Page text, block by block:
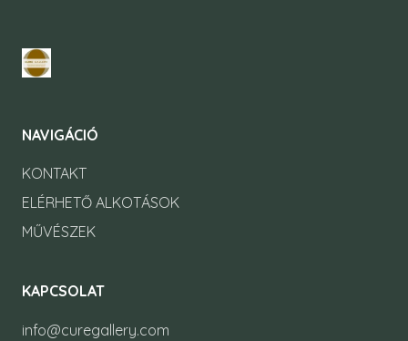
NAVIGÁCIÓ
KONTAKT
ELÉRHETŐ ALKOTÁSOK
MŰVÉSZEK
KAPCSOLAT
info@curegallery.com